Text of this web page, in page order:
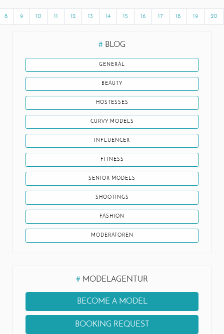
8 9 10 11 12 13 14 15 16 17 18 19 20
# BLOG
GENERAL
BEAUTY
HOSTESSES
CURVY MODELS
INFLUENCER
FITNESS
SENIOR MODELS
SHOOTINGS
FASHION
MODERATOREN
# MODELAGENTUR
BECOME A MODEL
BOOKING REQUEST